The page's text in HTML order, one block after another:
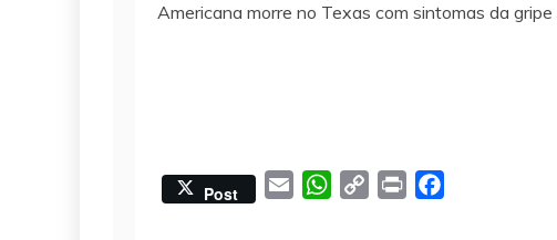
Americana morre no Texas com sintomas da gripe
Post
W